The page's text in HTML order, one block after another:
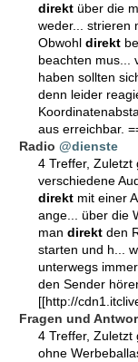
direkt über die
weder... strieren
Obwohl direkt
beachten mus...
haben sollten
denn leider
aus erreichbar.
Radio @dienste
4 Treffer, Zuletzt
verschiedene
direkt mit einer
ange... über die
man direkt den
starten und h...
unterwegs immer
den Sender
[[http://
Fragen und
4 Treffer, Zuletzt
ohne